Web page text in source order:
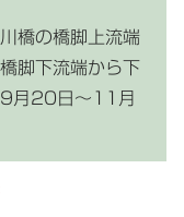
橋の橋脚上流端
脚下流端から下
9月20日～11月